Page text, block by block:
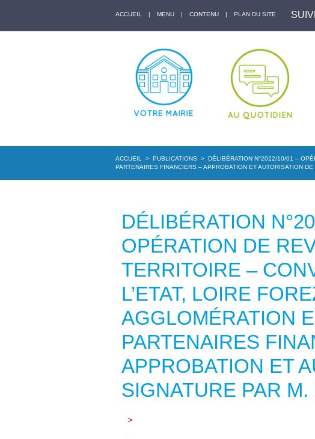
ACCUEIL | MENU | CONTENU | PLAN DU SITE
ACCUEIL > PUBLICATIONS > DÉLIBÉRATION N°2022/10/01 –
PARTENAIRES FINANCIERS – APPROBATION ET AUTORISATION
DÉLIBÉRATION
OPÉRATION DE
TERRITOIRE –
L’ETAT, LOIRE
AGGLOMÉRATION
PARTENAIRES
APPROBATION ET
SIGNATURE PAR M.
>